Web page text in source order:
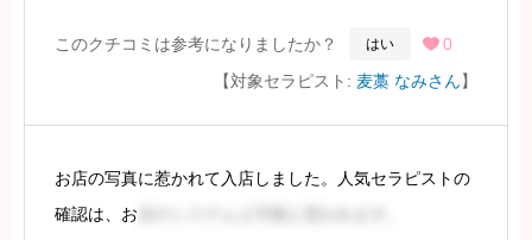
た。場所は分かりづらいものの、美し
続きを見るには会員登録
このクチコミは参考になりましたか？ はい  0
【対象セラピスト: 麦藁 なみさん】
お店の写真に惹かれて入店しました。人気セラピストの
確認は、お